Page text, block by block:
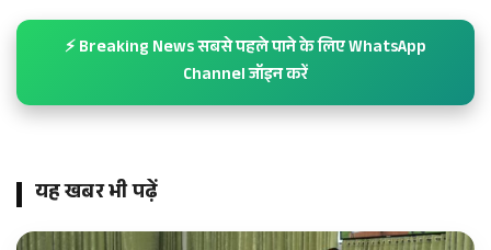
⚡ Breaking News सबसे पहले पाने के लिए WhatsApp
Channel जॉइन करें
यह खबर भी पढ़ें